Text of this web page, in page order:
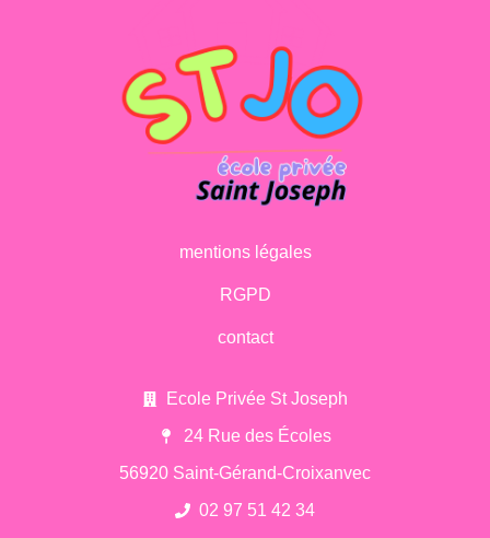
mentions légales
RGPD
contact
Ecole Privée St Joseph
24 Rue des Écoles
56920 Saint-Gérand-Croixanvec
02 97 51 42 34